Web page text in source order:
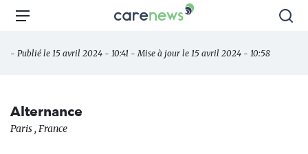
Aller
principal
Carenews,
des
Menu
- Publié le 15 avril 2024 - 10:41 - Mise à jour le 15 avril 2024 - 10:58
Alternance
Paris , France